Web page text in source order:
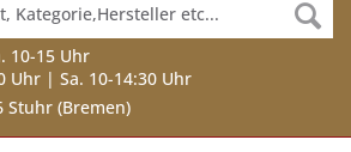
10-15 Uhr
Uhr | Sa. 10-14:30 Uhr
Stuhr (Bremen)